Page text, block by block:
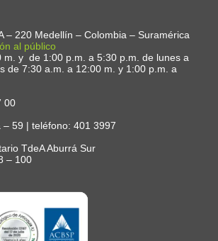
– 220 Medellín – Colombia – Suramérica
al público
m. y de 1:00 p.m. a 5:30 p.m. de lunes a
de 7:30 a.m. a 12:00 m. y 1:00 p.m. a
00
– 59 | teléfono: 401 3997
TdeA Aburrá Sur
– 100